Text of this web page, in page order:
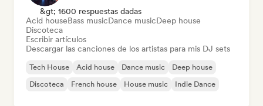
&gt; 1600 respuestas dadas
Acid houseBass musicDance musicDeep house
Discoteca
Escribir artículos
Descargar las canciones de los artistas para mis DJ sets
Tech House Acid house Dance music
Deep house
Discoteca
French house House music Indie Dance